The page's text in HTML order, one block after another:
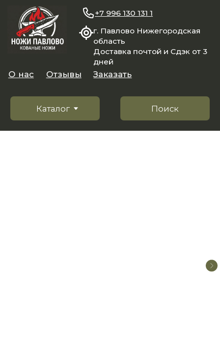
область
Доставка почтой и Сдэк от 3
Поиск
Каталог
Заказать
+7 996 130 131 1